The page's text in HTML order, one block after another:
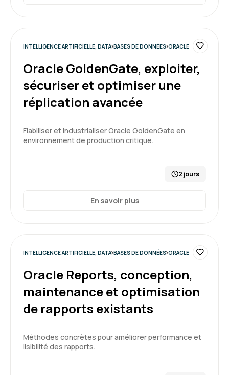
INTELLIGENCE ARTIFICIELLE, DATA BASES DE DONNÉES ORACLE
Oracle GoldenGate, exploiter,
sécuriser et optimiser une
réplication avancée
Fiabiliser et industrialiser Oracle GoldenGate en
environnement de production critique.
2 jours
En savoir plus
INTELLIGENCE ARTIFICIELLE, DATA BASES DE DONNÉES ORACLE
Oracle Reports, conception,
maintenance et optimisation
de rapports existants
Méthodes concrètes pour améliorer performance et
lisibilité des rapports.